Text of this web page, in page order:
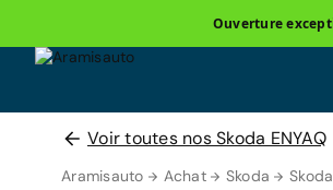
Ouverture
Voir toutes nos Skoda ENYAQ
Aramisauto Achat Skoda